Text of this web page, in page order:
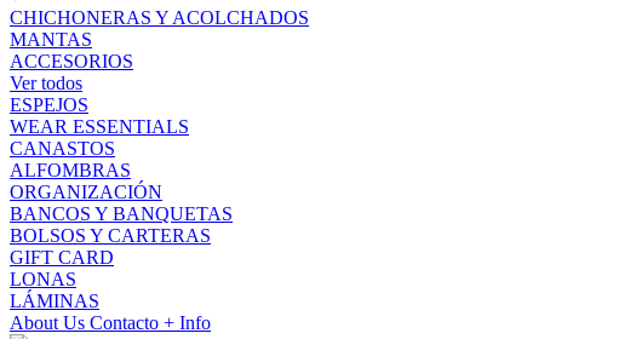
CHICHONERAS Y ACOLCHADOS
MANTAS
ACCESORIOS
Ver todos
ESPEJOS
WEAR ESSENTIALS
CANASTOS
ALFOMBRAS
ORGANIZACIÓN
BANCOS Y BANQUETAS
BOLSOS Y CARTERAS
GIFT CARD
LONAS
LÁMINAS
About Us Contacto + Info